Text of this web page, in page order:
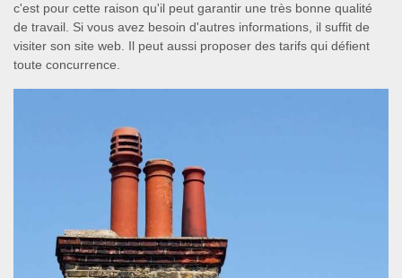
c'est pour cette raison qu'il peut garantir une très bonne qualité
de travail. Si vous avez besoin d'autres informations, il suffit de
visiter son site web. Il peut aussi proposer des tarifs qui défient
toute concurrence.